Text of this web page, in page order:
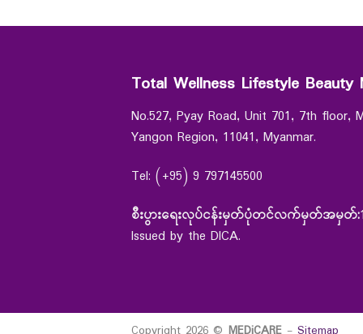
Total Wellness Lifestyle Beauty
No.527, Pyay Road, Unit 701, 7th
Yangon Region, 11041, Myanmar.
Tel: (+95) 9 797145500
စီးပွားရေးလုပ်ငန်းမှတ်ပုံတင်လက်မှတ်အမှတ်:
Issued by the DICA.